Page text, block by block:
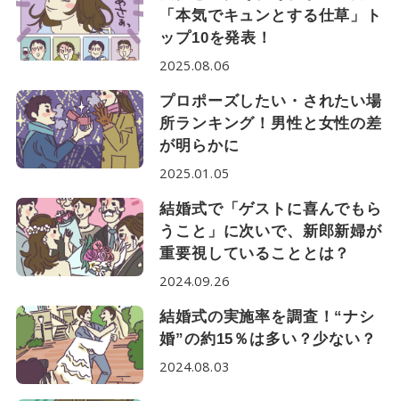
「本気でキュンとする仕草」ト
ップ10を発表！
2025.08.06
プロポーズしたい・されたい場
所ランキング！男性と女性の差
が明らかに
2025.01.05
結婚式で「ゲストに喜んでもら
うこと」に次いで、新郎新婦が
重要視していることとは？
2024.09.26
結婚式の実施率を調査！“ナシ
婚”の約15％は多い？少ない？
2024.08.03